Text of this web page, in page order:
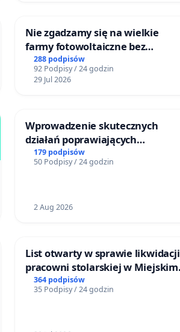
Nie zgadzamy się na wielkie
farmy fotowoltaiczne bez
rzetelnych analiz i akceptacji
mieszkańców
288 podpisów
92 Podpisy / 24 godzin
29 Jul 2026
Wprowadzenie skutecznych
działań poprawiających
bezpieczeństwo na ulicy
Żeromskiego w Otwocku
179 podpisów
50 Podpisy / 24 godzin
2 Aug 2026
List otwarty w sprawie likwidacji
pracowni stolarskiej w Miejskim
Teatrze Miniatura w Gdańsku
364 podpisów
35 Podpisy / 24 godzin